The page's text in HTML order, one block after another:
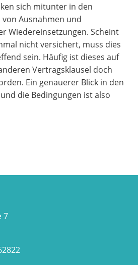
sich mitunter in den
Ausnahmen und
Wiedereinsetzungen. Scheint
nicht versichert, muss dies
sein. Häufig ist dieses auf
Vertragsklausel doch
Ein genauerer Blick in den
die Bedingungen ist also
7